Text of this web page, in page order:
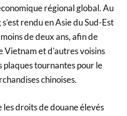
régional global. Au
rendu en Asie du Sud-Est
de deux ans, afin de
Vietnam et d’autres voisins
plaques tournantes pour le
chinoises.
droits de douane élevés